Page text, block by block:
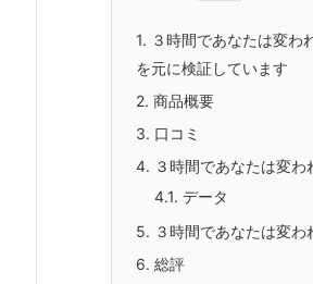
1. ３時間であなたは変
を元に検証しています
2. 商品概要
3. 口コミ
4. ３時間であなたは変
4.1. データ
5. ３時間であなたは変
6. 総評